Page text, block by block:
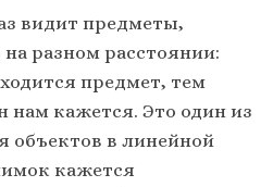
видит предметы,
разном расстоянии:
предмет, тем
нам кажется. Это один из
объектов в линейной
кажется